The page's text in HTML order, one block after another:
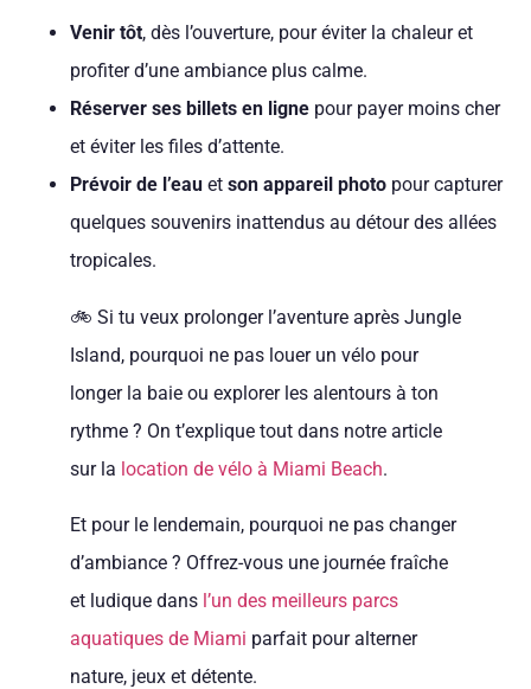
Venir tôt, dès l’ouverture, pour éviter la chaleur et
profiter d’une ambiance plus calme.
Réserver ses billets en lignepour payer moins cher
et éviter les files d’attente.
Prévoir de l’eauet son appareil photopour capturer
quelques souvenirs inattendus au détour des allées
tropicales.
🚲 Si tu veux prolonger l’aventure après Jungle
Island, pourquoi ne pas louer un vélo pour
longer la baie ou explorer les alentours à ton
rythme ? On t’explique tout dans notre article
sur la location de vélo à Miami Beach.
Et pour le lendemain, pourquoi ne pas changer
d’ambiance ? Offrez-vous une journée fraîche
et ludique dansl’un des meilleurs parcs
aquatiques de Miami parfait pour alterner
nature, jeux et détente.